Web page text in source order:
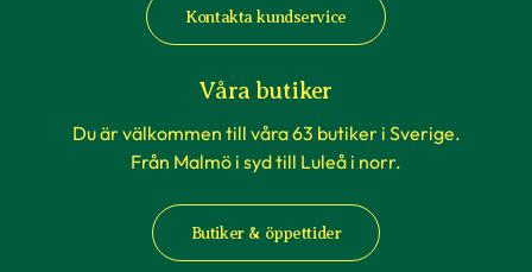
Kontakta kundservice
Våra butiker
Du är välkommen till våra 63 butiker i Sverige.
Från Malmö i syd till Luleå i norr.
Butiker & öppettider